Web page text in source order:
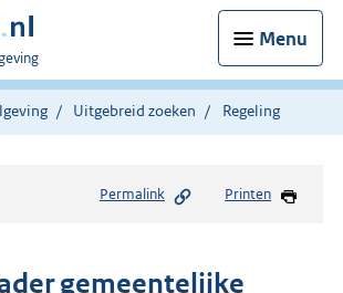
Menu
Uitgebreid zoeken Regeling
Permalink Printen
gemeentelijke